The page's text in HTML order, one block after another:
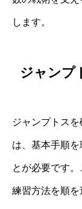
します。
ジャンプ
ジャンプトス
は、基本手順
とが必要です
練習方法を順を